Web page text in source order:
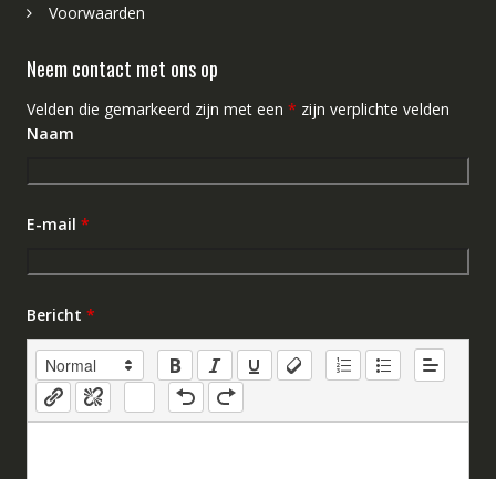
Voorwaarden
Neem contact met ons op
Velden die gemarkeerd zijn met een * zijn verplichte velden
Naam
E-mail *
Bericht *